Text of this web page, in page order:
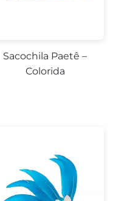
Sacochila Paetê –
Colorida